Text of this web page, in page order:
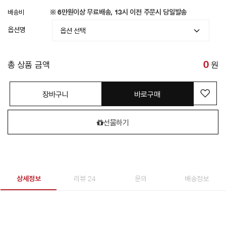
배송비 ※ 6만원이상 무료배송, 13시 이전 주문시 당일발송
옵션명
총 상품 금액 0 원
장바구니 바로구매
선물하기
상세정보 리뷰 24 문의 배송정보